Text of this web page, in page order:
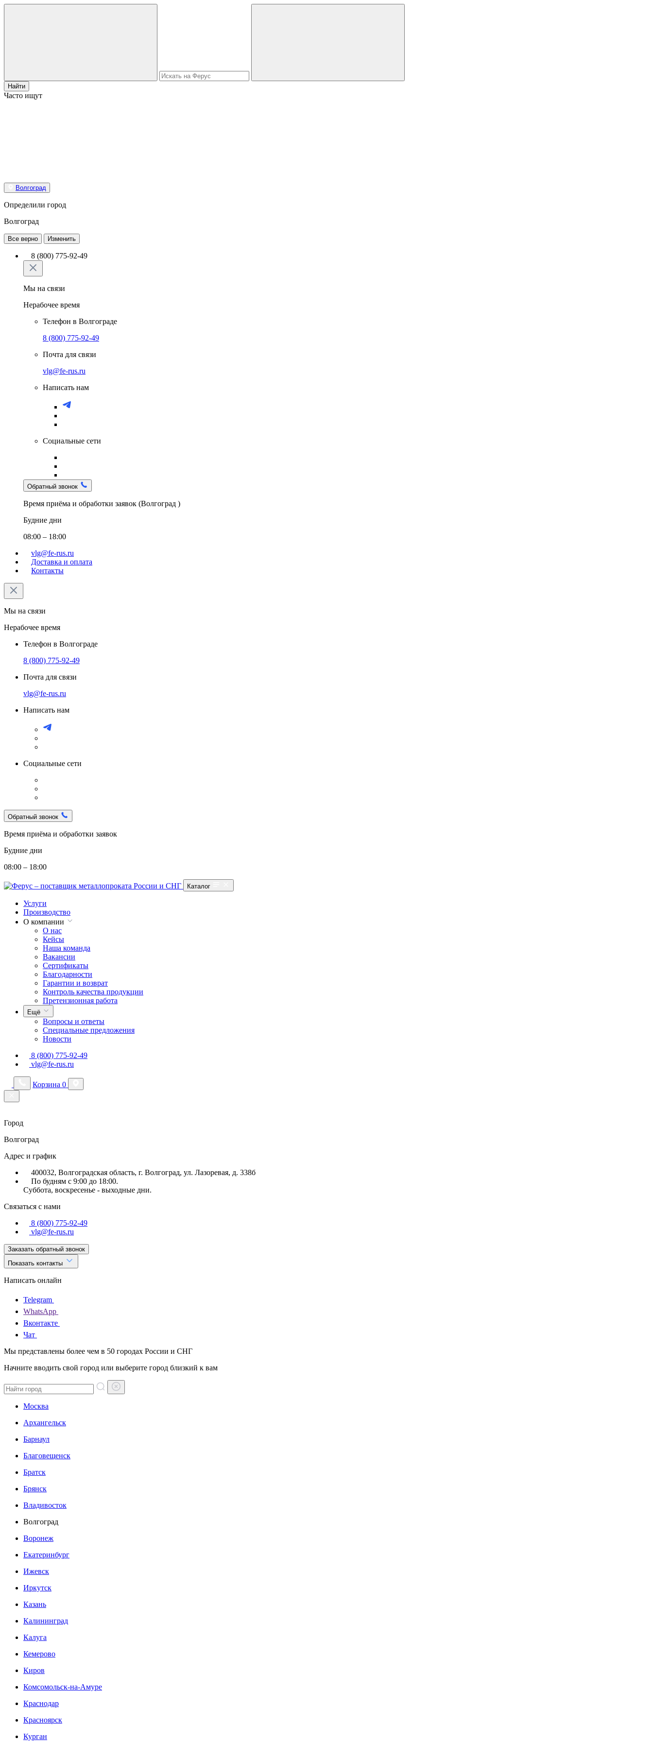
Найти
Часто ищут
Волгоград
Определили город
Волгоград
Все верно Изменить
8 (800) 775-92-49
Мы на связи
Нерабочее время
Телефон в Волгограде
8 (800) 775-92-49
Почта для связи
vlg@fe-rus.ru
Написать нам
Социальные сети
Обратный звонок
Время приёма и обработки заявок (Волгоград )
Будние дни
08:00 – 18:00
vlg@fe-rus.ru
Доставка и оплата
Контакты
Мы на связи
Нерабочее время
Телефон в Волгограде
8 (800) 775-92-49
Почта для связи
vlg@fe-rus.ru
Написать нам
Социальные сети
Обратный звонок
Время приёма и обработки заявок
Будние дни
08:00 – 18:00
Каталог
Услуги
Производство
О компании
О нас
Кейсы
Наша команда
Вакансии
Сертификаты
Благодарности
Гарантии и возврат
Контроль качества продукции
Претензионная работа
Ещё
Вопросы и ответы
Специальные предложения
Новости
8 (800) 775-92-49
vlg@fe-rus.ru
Корзина 0
Город
Волгоград
Адрес и график
400032, Волгоградская область, г. Волгоград, ул. Лазоревая, д. 338б
По будням с 9:00 до 18:00.
Суббота, воскресенье - выходные дни.
Связаться с нами
8 (800) 775-92-49
vlg@fe-rus.ru
Заказать обратный звонок
Показать контакты
Написать онлайн
Telegram
WhatsApp
Вконтакте
Чат
Мы представлены более чем в 50 городах России и СНГ
Начните вводить свой город или выберите город близкий к вам
Москва
Архангельск
Барнаул
Благовещенск
Братск
Брянск
Владивосток
Волгоград
Воронеж
Екатеринбург
Ижевск
Иркутск
Казань
Калининград
Калуга
Кемерово
Киров
Комсомольск-на-Амуре
Краснодар
Красноярск
Курган